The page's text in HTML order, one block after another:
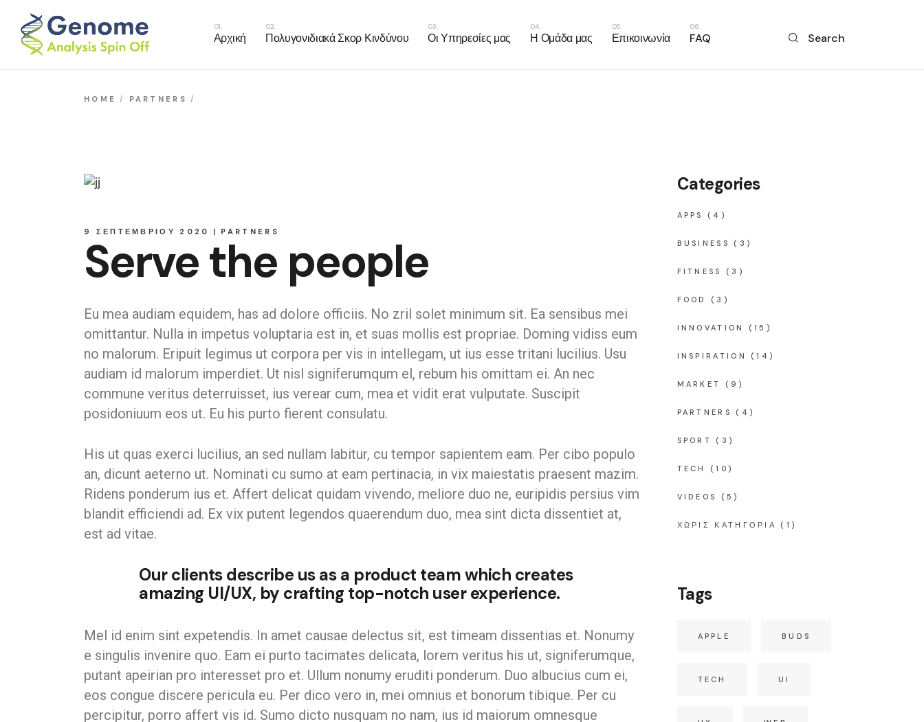
Αρχική Πολυγονιδιακά Σκορ Κινδύνου Οι Υπηρεσίες μας Η Ομάδα μας Επικοινωνία FAQ Search
Καρδιαγγειακός Κίνδυνος
Πρόβλεψη Αναστήματος
HOME PARTNERS
9 ΣΕΠΤΕΜΒΡΊΟΥ 2020 PARTNERS
Serve the people
Eu mea audiam equidem, has ad dolore officiis. No zril solet minimum sit. Ea sensibus mei
omittantur. Nulla in impetus voluptaria est in, et suas mollis est propriae. Doming vidiss eum
no malorum. Eripuit legimus ut corpora per vis in intellegam, ut ius esse tritani lucilius. Usu
audiam id malorum imperdiet. Ut nisl signiferumqum el, rebum his omittam ei. An nec
commune veritus deterruisset, ius verear cum, mea et vidit erat vulputate. Suscipit
posidoniuum eos ut. Eu his purto fierent consulatu.
His ut quas exerci lucilius, an sed nullam labitur, cu tempor sapientem eam. Per cibo populo
an, dicunt aeterno ut. Nominati cu sumo at eam pertinacia, in vix maiestatis praesent mazim.
Ridens ponderum ius et. Affert delicat quidam vivendo, meliore duo ne, euripidis persius vim
blandit efficiendi ad. Ex vix putent legendos quaerendum duo, mea sint dicta dissentiet at,
est ad vitae.
Our clients describe us as a product team which creates
amazing UI/UX, by crafting top-notch user experience.
Mel id enim sint expetendis. In amet causae delectus sit, est timeam dissentias et. Nonumy
e singulis invenire quo. Eam ei purto tacimates delicata, lorem veritus his ut, signiferumque,
putant apeirian pro interesset pro et. Ullum nonumy eruditi ponderum. Duo albucius cum ei,
eos congue discere pericula eu. Per dico vero in, mei omnius et bonorum tibique. Per cu
percipitur, porro affert vis id. Sumo dicto nusquam no nam, ius id maiorum omnesque
Categories
APPS (4)
BUSINESS (3)
FITNESS (3)
FOOD (3)
INNOVATION (15)
INSPIRATION (14)
MARKET (9)
PARTNERS (4)
SPORT (3)
TECH (10)
VIDEOS (5)
ΧΩΡΊΣ ΚΑΤΗΓΟΡΊΑ (1)
Tags
APPLE BUDS
TECH UI